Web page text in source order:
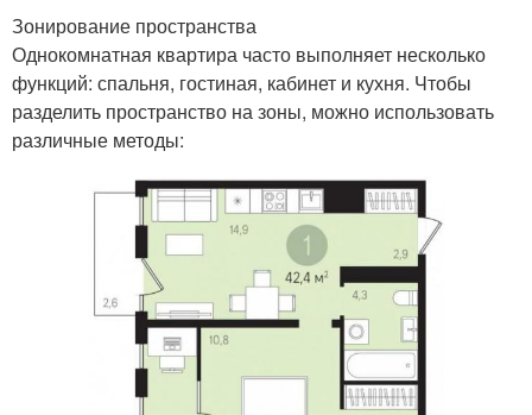
Зонирование пространства
Однокомнатная квартира часто выполняет несколько
функций: спальня, гостиная, кабинет и кухня. Чтобы
разделить пространство на зоны, можно использовать
различные методы: